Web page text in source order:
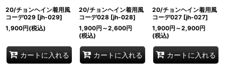
20/チョンヘイン着用風
コーデ029 [jh-029]
1,900円(税込)
カートに入れる
20/チョンヘイン着用風
コーデ028 [jh-028]
1,900円 ～2,600円
(税込)
カートに入れる
20/チョンヘイン着用風
コーデ027 [jh-027]
1,900円 ～2,900円
(税込)
カートに入れる